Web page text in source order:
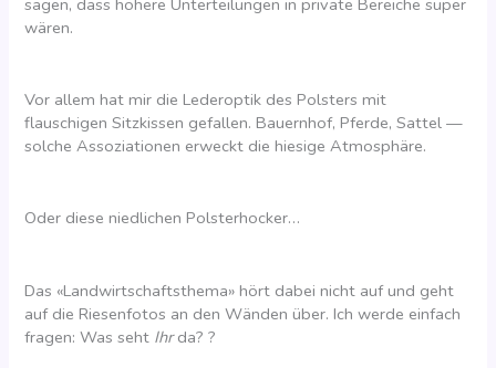
wären.
Vor allem hat mir die Lederoptik des Polsters mit
flauschigen Sitzkissen gefallen. Bauernhof, Pferde, Sattel —
solche Assoziationen erweckt die hiesige Atmosphäre.
Oder diese niedlichen Polsterhocker…
Das «Landwirtschaftsthema» hört dabei nicht auf und geht
auf die Riesenfotos an den Wänden über. Ich werde einfach
fragen: Was seht Ihrda? ?